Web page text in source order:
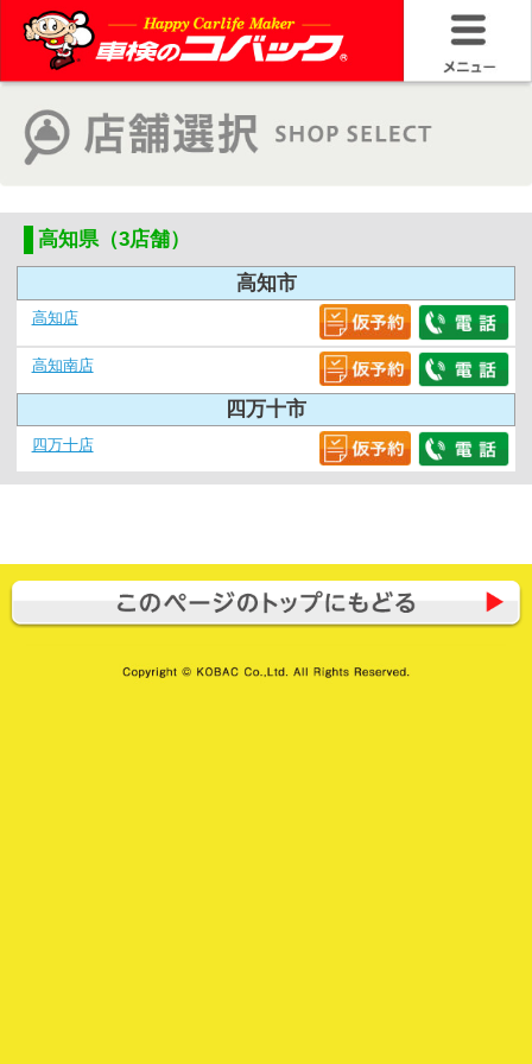
高知県（3店舗）
高知市
高知店
高知南店
四万十市
四万十店